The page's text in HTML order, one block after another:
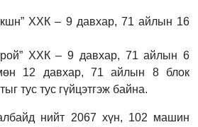
ХХК – 9 давхар, 71 айлын 16
ХХК – 9 давхар, 71 айлын 6
12 давхар, 71 айлын 8 блок
тус тус гүйцэтгэж байна.
нийт 2067 хүн, 102 машин